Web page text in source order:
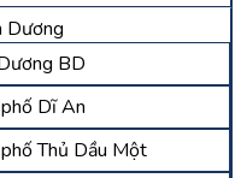
Dương
BD
Dĩ An
Thủ Dầu Một